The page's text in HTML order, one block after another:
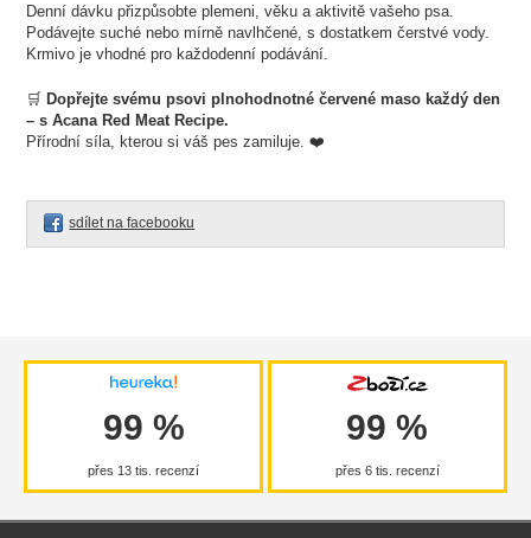
Denní dávku přizpůsobte plemeni, věku a aktivitě vašeho psa.
Podávejte suché nebo mírně navlhčené, s dostatkem čerstvé vody.
Krmivo je vhodné pro každodenní podávání.
🛒 Dopřejte svému psovi plnohodnotné červené maso každý den
– s Acana Red Meat Recipe.
Přírodní síla, kterou si váš pes zamiluje. ❤️
sdílet na facebooku
99 %
přes 13 tis. recenzí
99 %
přes 6 tis. recenzí